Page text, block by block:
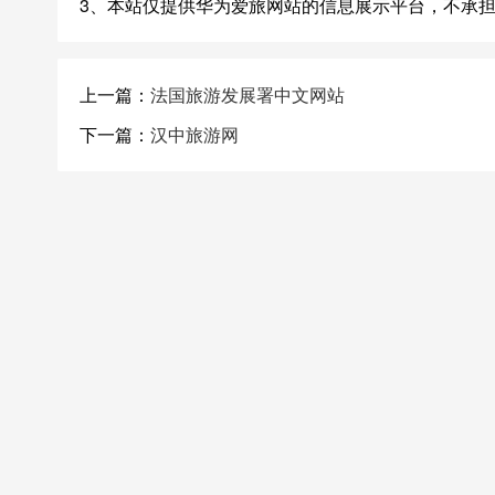
上一篇： 法国旅游发展署中文网站
下一篇： 汉中旅游网